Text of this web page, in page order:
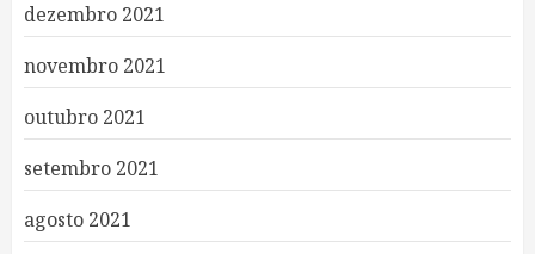
dezembro 2021
novembro 2021
outubro 2021
setembro 2021
agosto 2021